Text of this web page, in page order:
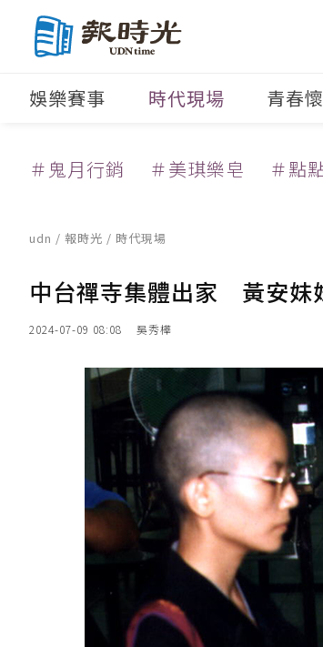
娛樂賽事 時代現場 青春
＃鬼月行銷 ＃美琪樂皂 ＃點
udn / 報時光 / 時代現場
中台禪寺集體出家 黃安妹
2024-07-09 08:08 吳秀樺